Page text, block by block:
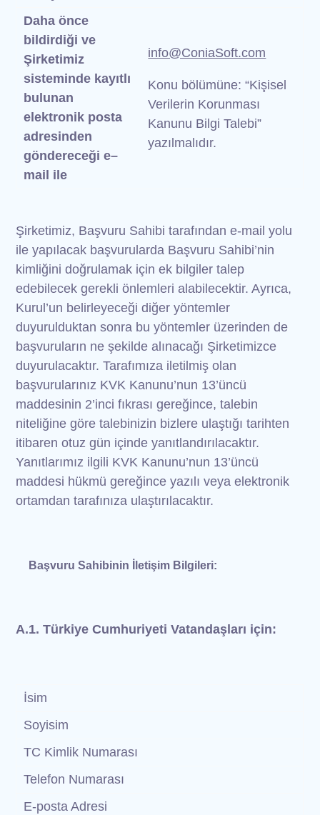
Daha önce
bildirdiği ve
Şirketimiz
sisteminde kayıtlı
bulunan
elektronik posta
adresinden
göndereceği e–
mail ile
info@ConiaSoft.com
Konu bölümüne: “Kişisel
Verilerin Korunması
Kanunu Bilgi Talebi”
yazılmalıdır.
Şirketimiz, Başvuru Sahibi tarafından e-mail yolu
ile yapılacak başvurularda Başvuru Sahibi’nin
kimliğini doğrulamak için ek bilgiler talep
edebilecek gerekli önlemleri alabilecektir. Ayrıca,
Kurul’un belirleyeceği diğer yöntemler
duyurulduktan sonra bu yöntemler üzerinden de
başvuruların ne şekilde alınacağı Şirketimizce
duyurulacaktır. Tarafımıza iletilmiş olan
başvurularınız KVK Kanunu’nun 13’üncü
maddesinin 2’inci fıkrası gereğince, talebin
niteliğine göre talebinizin bizlere ulaştığı tarihten
itibaren otuz gün içinde yanıtlandırılacaktır.
Yanıtlarımız ilgili KVK Kanunu’nun 13’üncü
maddesi hükmü gereğince yazılı veya elektronik
ortamdan tarafınıza ulaştırılacaktır.
Başvuru Sahibinin İletişim Bilgileri:
A.1. Türkiye Cumhuriyeti Vatandaşları için:
İsim
Soyisim
TC Kimlik Numarası
Telefon Numarası
E-posta Adresi